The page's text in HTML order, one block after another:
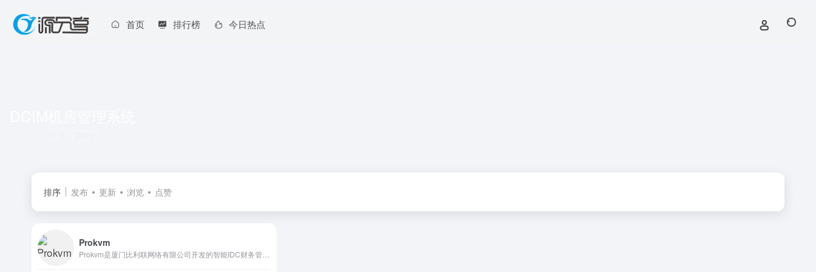
首页 排行榜 今日热点
排序 发布 更新 浏览 点赞
Prokvm